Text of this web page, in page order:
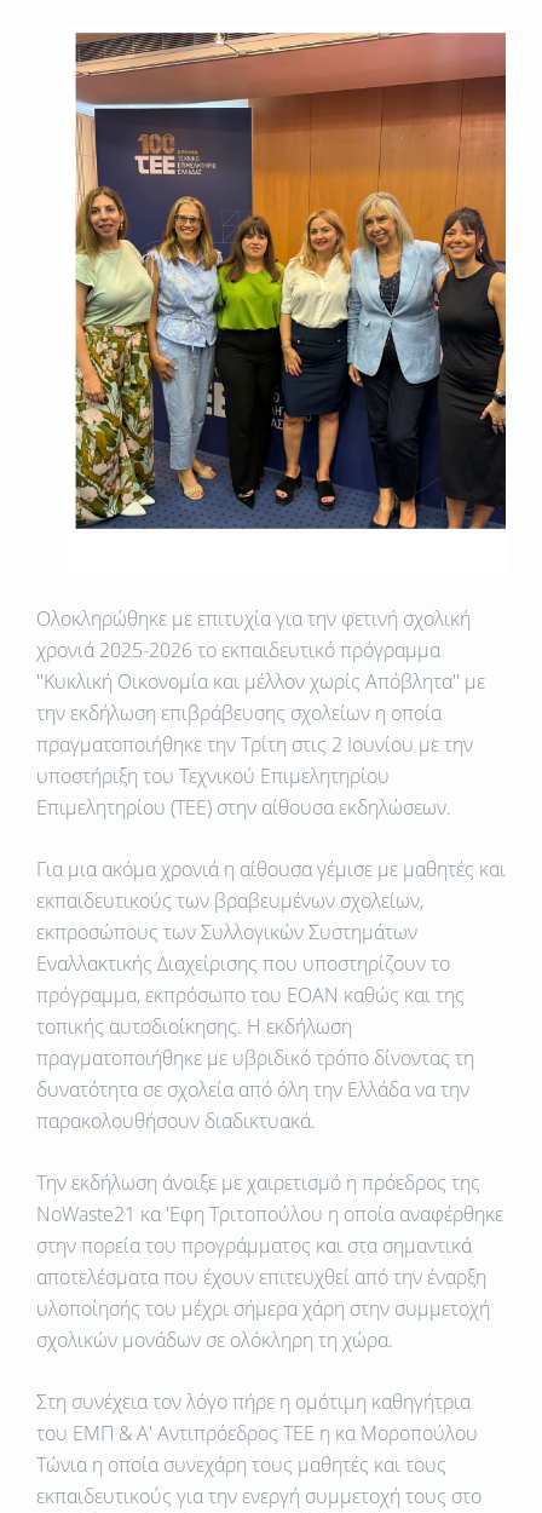
Ολοκληρώθηκε με επιτυχία για την φετινή σχολική
χρονιά 2025-2026 το εκπαιδευτικό πρόγραμμα
''Κυκλική Οικονομία και μέλλον χωρίς Απόβλητα'' με
την εκδήλωση επιβράβευσης σχολείων η οποία
πραγματοποιήθηκε την Τρίτη στις 2 Ιουνίου με την
υποστήριξη του Τεχνικού Επιμελητηρίου
Επιμελητηρίου (ΤΕΕ) στην αίθουσα εκδηλώσεων.
Για μια ακόμα χρονιά η αίθουσα γέμισε με μαθητές και
εκπαιδευτικούς των βραβευμένων σχολείων,
εκπροσώπους των Συλλογικών Συστημάτων
Εναλλακτικής Διαχείρισης που υποστηρίζουν το
πρόγραμμα, εκπρόσωπο του ΕΟΑΝ καθώς και της
τοπικής αυτοδιοίκησης. Η εκδήλωση
πραγματοποιήθηκε με υβριδικό τρόπο δίνοντας τη
δυνατότητα σε σχολεία από όλη την Ελλάδα να την
παρακολουθήσουν διαδικτυακά.
Την εκδήλωση άνοιξε με χαιρετισμό η πρόεδρος της
NoWaste21 κα 'Εφη Τριτοπούλου η οποία αναφέρθηκε
στην πορεία του προγράμματος και στα σημαντικά
αποτελέσματα που έχουν επιτευχθεί από την έναρξη
υλοποίησής του μέχρι σήμερα χάρη στην συμμετοχή
σχολικών μονάδων σε ολόκληρη τη χώρα.
Στη συνέχεια τον λόγο πήρε η ομότιμη καθηγήτρια
του ΕΜΠ & Α' Αντιπρόεδρος ΤΕΕ η κα Μοροπούλου
Τώνια η οποία συνεχάρη τους μαθητές και τους
εκπαιδευτικούς για την ενεργή συμμετοχή τους στο